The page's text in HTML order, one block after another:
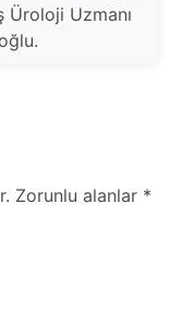
Üroloji Uzmanı
Zorunlu alanlar *